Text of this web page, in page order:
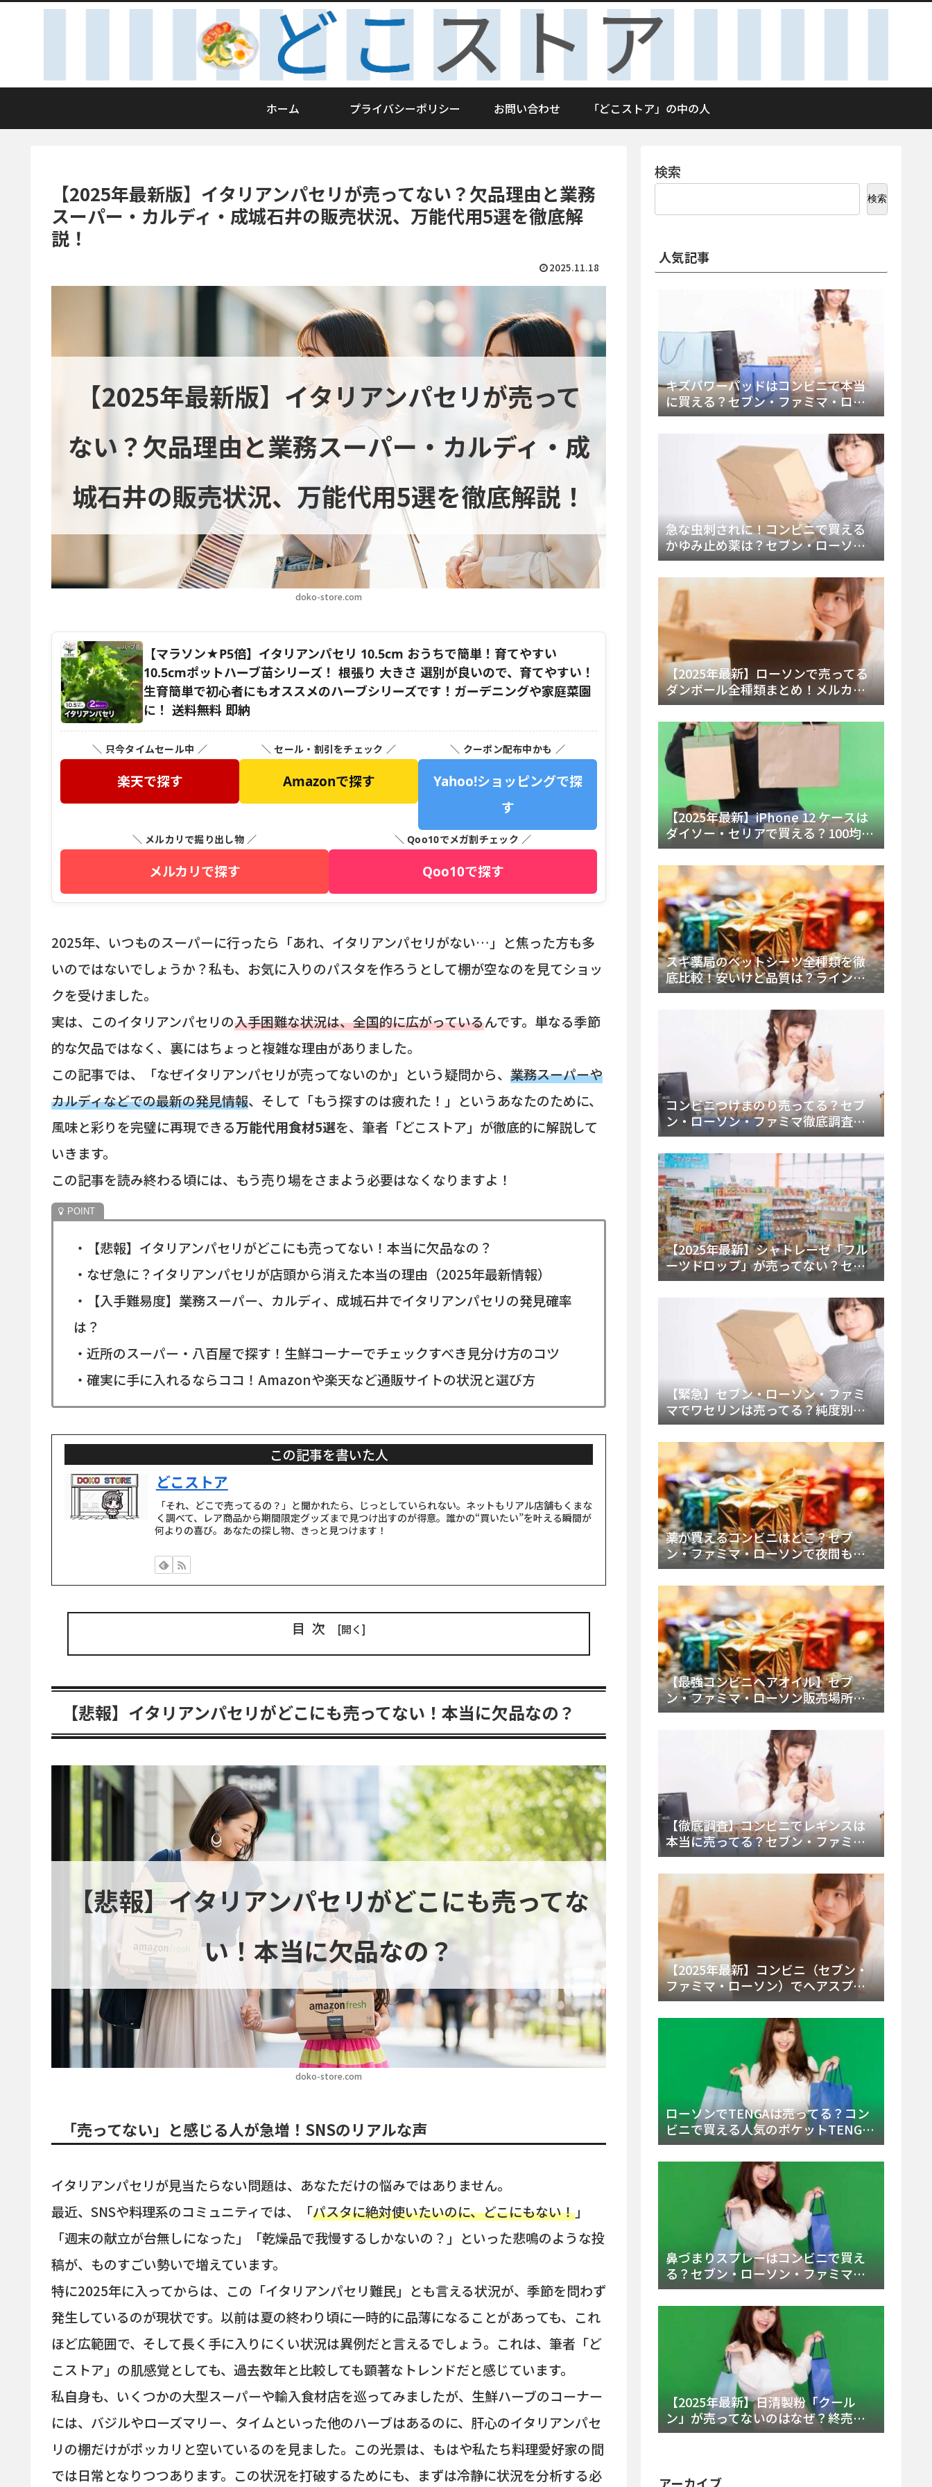
ホーム プライバシーポリシー お問い合わせ 「どこストア」の中の人
【2025年最新版】イタリアンパセリが売ってない？欠品理由と業務
スーパー・カルディ・成城石井の販売状況、万能代用5選を徹底解
説！
2025.11.18
doko-store.com
【2025年最新版】イタリアンパセリが売って
ない？欠品理由と業務スーパー・カルディ・成
城石井の販売状況、万能代用5選を徹底解説！
【マラソン★P5倍】イタリアンパセリ 10.5cm おうちで簡単！育てやすい
10.5cmポットハーブ苗シリーズ！ 根張り 大きさ 選別が良いので、育てやすい！
生育簡単で初心者にもオススメのハーブシリーズです！ガーデニングや家庭菜園
に！ 送料無料 即納
＼ 只今タイムセール中 ／
楽天で探す
＼ セール・割引をチェック ／
Amazonで探す
＼ クーポン配布中かも ／
Yahoo!ショッピングで探
す
＼ メルカリで掘り出し物 ／
メルカリで探す
＼ Qoo10でメガ割チェック ／
Qoo10で探す
2025年、いつものスーパーに行ったら「あれ、イタリアンパセリがない…」と焦った方も多
いのではないでしょうか？私も、お気に入りのパスタを作ろうとして棚が空なのを見てショッ
クを受けました。
実は、このイタリアンパセリの入手困難な状況は、全国的に広がっているんです。単なる季節
的な欠品ではなく、裏にはちょっと複雑な理由がありました。
この記事では、「なぜイタリアンパセリが売ってないのか」という疑問から、 業務スーパーや
カルディなどでの最新の発見情報、そして「もう探すのは疲れた！」というあなたのために、
風味と彩りを完璧に再現できる万能代用食材5選を、筆者「どこストア」が徹底的に解説して
いきます。
この記事を読み終わる頃には、もう売り場をさまよう必要はなくなりますよ！
・【悲報】イタリアンパセリがどこにも売ってない！本当に欠品なの？
・なぜ急に？イタリアンパセリが店頭から消えた本当の理由（2025年最新情報）
・【入手難易度】業務スーパー、カルディ、成城石井でイタリアンパセリの発見確率
は？
・近所のスーパー・八百屋で探す！生鮮コーナーでチェックすべき見分け方のコツ
・確実に手に入れるならココ！Amazonや楽天など通販サイトの状況と選び方
この記事を書いた人
どこストア
「それ、どこで売ってるの？」と聞かれたら、じっとしていられない。ネットもリアル店舗もくまな
く調べて、レア商品から期間限定グッズまで見つけ出すのが得意。誰かの“買いたい”を叶える瞬間が
何よりの喜び。あなたの探し物、きっと見つけます！
目次
【悲報】イタリアンパセリがどこにも売ってない！本当に欠品なの？
doko-store.com
【悲報】イタリアンパセリがどこにも売ってな
い！本当に欠品なの？
「売ってない」と感じる人が急増！SNSのリアルな声
イタリアンパセリが見当たらない問題は、あなただけの悩みではありません。
最近、SNSや料理系のコミュニティでは、「パスタに絶対使いたいのに、どこにもない！」
「週末の献立が台無しになった」「乾燥品で我慢するしかないの？」といった悲鳴のような投
稿が、ものすごい勢いで増えています。
特に2025年に入ってからは、この「イタリアンパセリ難民」とも言える状況が、季節を問わず
発生しているのが現状です。以前は夏の終わり頃に一時的に品薄になることがあっても、これ
ほど広範囲で、そして長く手に入りにくい状況は異例だと言えるでしょう。これは、筆者「ど
こストア」の肌感覚としても、過去数年と比較しても顕著なトレンドだと感じています。
私自身も、いくつかの大型スーパーや輸入食材店を巡ってみましたが、生鮮ハーブのコーナー
には、バジルやローズマリー、タイムといった他のハーブはあるのに、肝心のイタリアンパセ
リの棚だけがポッカリと空いているのを見ました。この光景は、もはや私たち料理愛好家の間
では日常となりつつあります。この状況を打破するためにも、まずは冷静に状況を分析する必
検索
検索
人気記事
キズパワーパッドはコンビニで本当
に買える？セブン・ファミマ・ロー
ソン徹底調査＆値段と種類別販売場
急な虫刺されに！コンビニで買える
かゆみ止め薬は？セブン・ローソ
ン・ファミマの販売状況と定番商品
まとめ
【2025年最新】ローソンで売ってる
ダンボール全種類まとめ！メルカリ
便・ゆうパック対応サイズと価格を
徹底解説
【2025年最新】iPhone 12 ケースは
ダイソー・セリアで買える？100均の
在庫状況と失敗しない選び方を徹底
解説！
スギ薬局のペットシーツ全種類を徹
底比較！安いけど品質は？ラインナ
ップと販売店（Amazon・楽天含む）
コンビニつけまのり売ってる？セブ
ン・ローソン・ファミマ徹底調査！
ドンキや薬局、Amazon楽天で買う方
法まとめ
【2025年最新】シャトレーゼ「フル
ーツドロップ」が売ってない？セブ
ンでの販売終了理由と代替アイスを
【緊急】セブン・ローソン・ファミ
マでワセリンは売ってる？純度別お
すすめ品と販売場所を徹底まとめ
薬が買えるコンビニはどこ？セブ
ン・ファミマ・ローソンで夜間も買
える市販薬の種類と販売店の探し方
【2025年最新】
【最強コンビニヘアオイル】セブ
ン・ファミマ・ローソン販売場所
は？今すぐ買えるおすすめ市販品を
【徹底調査】コンビニでレギンスは
本当に売ってる？セブン・ファミ
マ・ローソンの取扱店舗とメーカ
ー・内容物を詳しく調べてみた！
【2025年最新】コンビニ（セブン・
ファミマ・ローソン）でヘアスプレ
ーは売ってる？販売場所と買える種
類・値段を徹底調査！
ローソンでTENGAは売ってる？コン
ビニで買える人気のポケットTENGA
とエッグの取り扱い店舗と陳列場所
を徹底解説！
鼻づまりスプレーはコンビニで買え
る？セブン・ローソン・ファミマの
販売時間と主要製品を徹底解説
【2025年最新】日清製粉「クール
ン」が売ってないのはなぜ？終売の
真相とレアチーズケーキ代替品・再
アーカイブ